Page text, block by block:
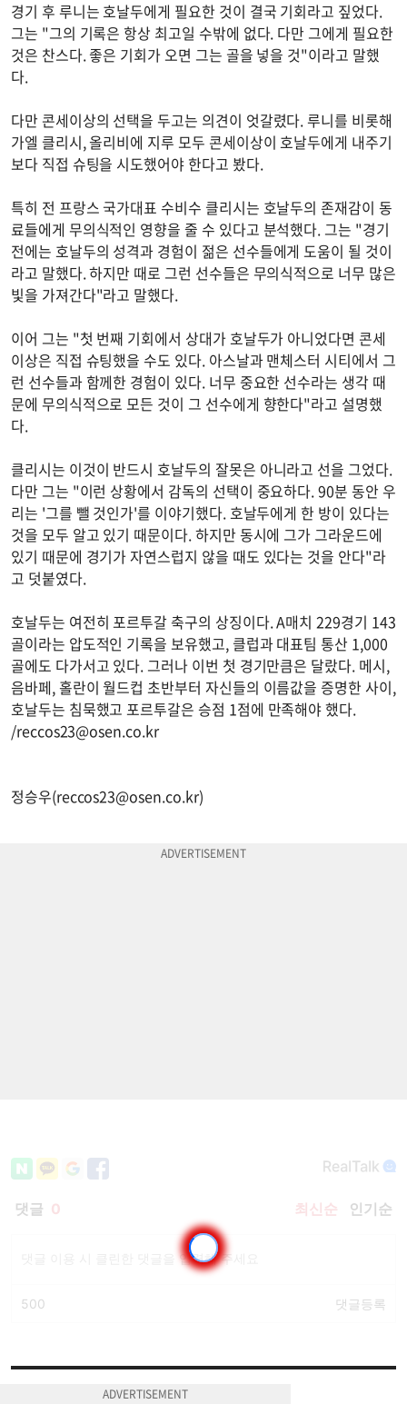
경기 후 루니는 호날두에게 필요한 것이 결국 기회라고 짚었다.
그는 "그의 기록은 항상 최고일 수밖에 없다. 다만 그에게 필요한
것은 찬스다. 좋은 기회가 오면 그는 골을 넣을 것"이라고 말했
다.
다만 콘세이상의 선택을 두고는 의견이 엇갈렸다. 루니를 비롯해
가엘 클리시, 올리비에 지루 모두 콘세이상이 호날두에게 내주기
보다 직접 슈팅을 시도했어야 한다고 봤다.
특히 전 프랑스 국가대표 수비수 클리시는 호날두의 존재감이 동
료들에게 무의식적인 영향을 줄 수 있다고 분석했다. 그는 "경기
전에는 호날두의 성격과 경험이 젊은 선수들에게 도움이 될 것이
라고 말했다. 하지만 때로 그런 선수들은 무의식적으로 너무 많은
빛을 가져간다"라고 말했다.
이어 그는 "첫 번째 기회에서 상대가 호날두가 아니었다면 콘세
이상은 직접 슈팅했을 수도 있다. 아스날과 맨체스터 시티에서 그
런 선수들과 함께한 경험이 있다. 너무 중요한 선수라는 생각 때
문에 무의식적으로 모든 것이 그 선수에게 향한다"라고 설명했
다.
클리시는 이것이 반드시 호날두의 잘못은 아니라고 선을 그었다.
다만 그는 "이런 상황에서 감독의 선택이 중요하다. 90분 동안 우
리는 '그를 뺄 것인가'를 이야기했다. 호날두에게 한 방이 있다는
것을 모두 알고 있기 때문이다. 하지만 동시에 그가 그라운드에
있기 때문에 경기가 자연스럽지 않을 때도 있다는 것을 안다"라
고 덧붙였다.
호날두는 여전히 포르투갈 축구의 상징이다. A매치 229경기 143
골이라는 압도적인 기록을 보유했고, 클럽과 대표팀 통산 1,000
골에도 다가서고 있다. 그러나 이번 첫 경기만큼은 달랐다. 메시,
음바페, 홀란이 월드컵 초반부터 자신들의 이름값을 증명한 사이,
호날두는 침묵했고 포르투갈은 승점 1점에 만족해야 했다.
/reccos23@osen.co.kr
정승우(reccos23@osen.co.kr)